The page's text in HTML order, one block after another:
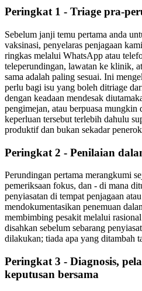
Peringkat 1 - Triage pra-
Sebelum janji temu pertama anda
vaksinasi, penyelaras penjagaan
ringkas melalui WhatsApp atau
teleperundingan, lawatan ke klinik,
sama adalah paling sesuai. Ini
perlu bagi isu yang boleh ditriage
dengan keadaan mendesak
pengimejan, atau berpuasa
keperluan tersebut terlebih dahulu
produktif dan bukan sekadar
Peringkat 2 - Penilaian
Perundingan pertama merangkumi
pemeriksaan fokus, dan - di mana
penyiasatan di tempat penjagaan
mendokumentasikan penemuan
membimbing pesakit melalui
disahkan sebelum sebarang
dilakukan; tiada apa yang ditambah
Peringkat 3 - Diagnosis,
keputusan bersama